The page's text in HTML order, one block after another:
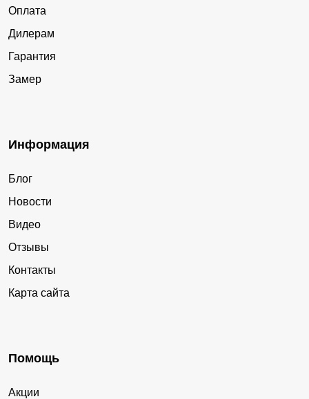
Оплата
Дилерам
Гарантия
Замер
Информация
Блог
Новости
Видео
Отзывы
Контакты
Карта сайта
Помощь
Акции